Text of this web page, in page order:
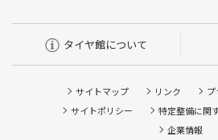
タイヤ館について
サイトマップ リンク
サイトポリシー
特定整備に関
企業情報